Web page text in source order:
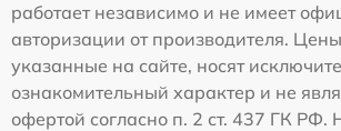
работает независимо и не имеет
авторизации от производителя.
указанные на сайте, носят
ознакомительный характер и не
офертой согласно п. 2 ст. 437 ГК РФ.